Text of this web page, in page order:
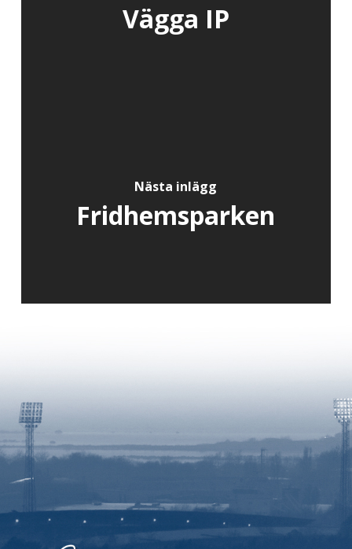
Vägga IP
Nästa inlägg
Fridhemsparken